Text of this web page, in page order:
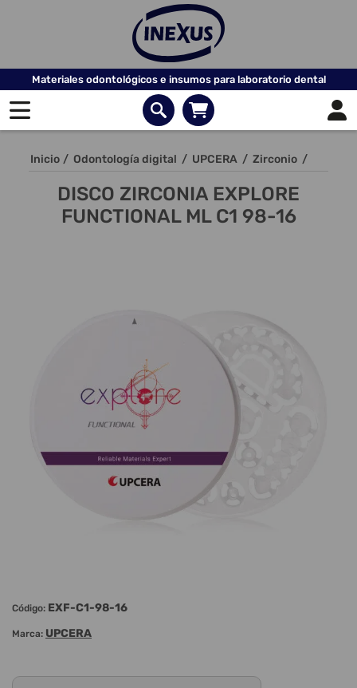
Materiales odontológicos e insumos para laboratorio dental
Inicio / Odontología digital / UPCERA / Zirconio /
DISCO ZIRCONIA EXPLORE
FUNCTIONAL ML C1 98-16
Código: EXF-C1-98-16
Marca: UPCERA